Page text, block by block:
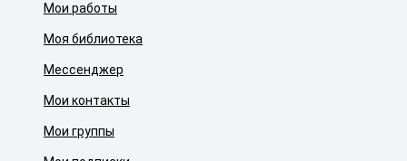
Мои работы
Моя библиотека
Мессенджер
Мои контакты
Мои группы